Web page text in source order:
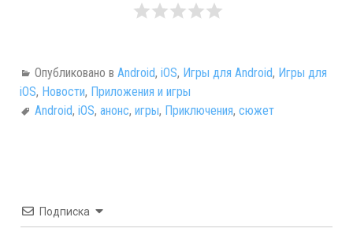
Опубликовано в Android, iOS, Игры для Android, Игры для
iOS, Новости, Приложения и игры
Android, iOS, анонс, игры, Приключения, сюжет
Подписка